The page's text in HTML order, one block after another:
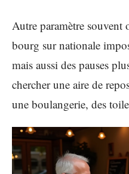
Autre paramètre souvent
bourg sur nationale
mais aussi des pauses
chercher une aire de
une boulangerie, des